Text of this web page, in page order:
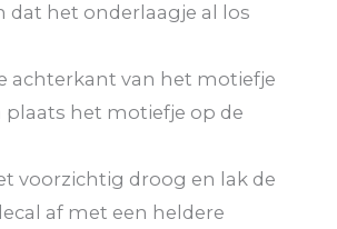
dat het onderlaagje al los
achterkant van het motiefje
plaats het motiefje op de
voorzichtig droog en lak de
af met een heldere